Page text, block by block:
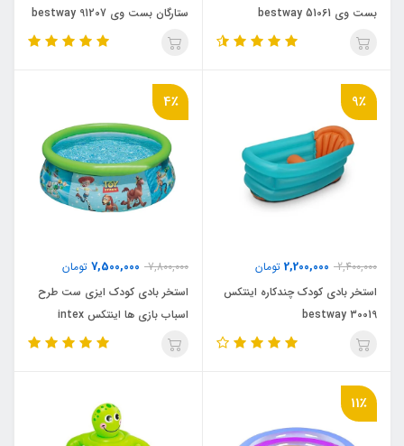
بست وی bestway 51061
ستارگان بست وی bestway 91207
9٪
2,400,000
2,200,000 تومان
استخر بادی کودک چندکاره اینتکس
bestway 30019
4٪
7,800,000
7,500,000 تومان
استخر بادی کودک ایزی ست طرح
اسباب بازی ها اینتکس intex
54400
11٪